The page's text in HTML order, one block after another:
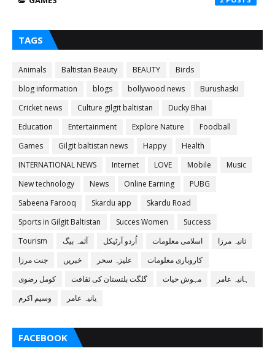
TAGS
Animals Baltistan Beauty BEAUTY
Birds
blog information
blogs bollywood news
Burushaski
Cricket news
Culture gilgit baltistan
Ducky Bhai
Education
Entertainment Explore Nature
Foodball
Games
Gilgit baltistan news Happy
Health
INTERNATIONAL NEWS
Internet LOVE Mobile
Music
New technology
News Online Earning
PUBG
Sabeena Farooq
Skardu app
Skardu Road
Sports in Gilgit Baltistan
Succes Women
Success
Tourism
آئمہ بیگ اُردو آرٹیکل اسلامی معلومات
ثانیہ مرزا
جنت مرزا
خبریں علیزہ سحر
کاروباری معلومات
کومل رضوی
گلگت بلتستان کی ثقافت مہوش حیات
ہانیہ عامر
وسیم اکرم
یانیہ عامر
FACEBOOK